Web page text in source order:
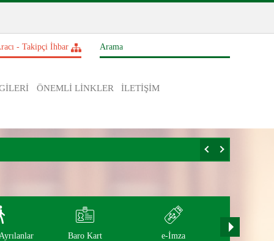
- Takipçi İhbar
ÖNEMLİ LİNKLER İLETİŞİM
Baro Kart e-İmza